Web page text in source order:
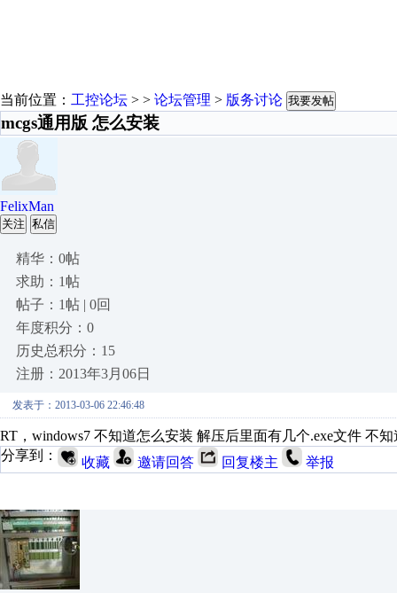
当前位置： 工控论坛 > > 论坛管理 > 版务讨论 我要发帖
mcgs通用版 怎么安装
FelixMan
关注 私信
精华：0帖
求助：1帖
帖子：1帖 | 0回
年度积分：0
历史总积分：15
注册：2013年3月06日
发表于：2013-03-06 22:46:48
RT，windows7 不知道怎么安装 解压后里面有几个.exe文件 不
分享到：
收藏 邀请回答 回复楼主 举报